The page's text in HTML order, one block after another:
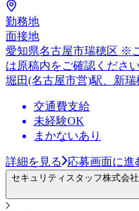
勤務地
面接地
愛知県名古屋市瑞穂区 ※
は原稿内をご確認ください
堀田(名古屋市営)駅、新
交通費支給
未経験OK
まかないあり
詳細を見る 応募画面に進
セキュリティスタッフ株式会